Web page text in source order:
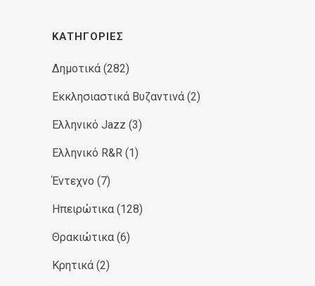
ΚΑΤΗΓΟΡΊΕΣ
Δημοτικά (282)
Εκκλησιαστικά Βυζαντινά (2)
Ελληνικό Jazz (3)
Ελληνικό R&R (1)
Έντεχνο (7)
Ηπειρώτικα (128)
Θρακιώτικα (6)
Κρητικά (2)